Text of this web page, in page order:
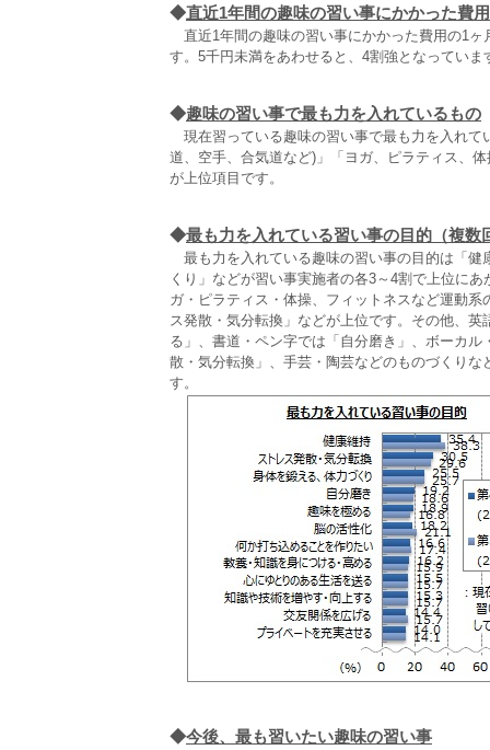
◆直近1年間の趣味の習い事にかかった費
直近1年間の趣味の習い事にかかった費用の1ヶ
す。5千円未満をあわせると、4割強となってい
◆趣味の習い事で最も力を入れているもの
現在習っている趣味の習い事で最も力を入れて
道、空手、合気道など)」「ヨガ、ピラティス、
が上位項目です。
◆最も力を入れている習い事の目的（複数
最も力を入れている趣味の習い事の目的は「健
くり」などが習い事実施者の各3～4割で上位に
ガ・ピラティス・体操、フィットネスなど運動
ス発散・気分転換」などが上位です。その他、
る」、書道・ペン字では「自分磨き」、ボーカ
散・気分転換」、手芸・陶芸などのものづくり
す。
◆今後、最も習いたい趣味の習い事